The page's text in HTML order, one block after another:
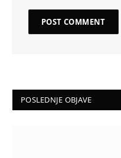
POSLEDNJE OBJAVE